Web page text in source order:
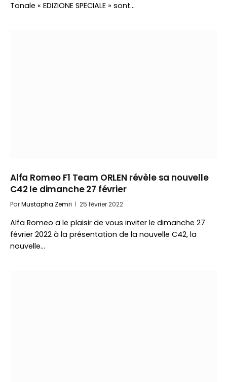
Tonale « EDIZIONE SPECIALE » sont…
Alfa Romeo F1 Team ORLEN révèle sa nouvelle
C42 le dimanche 27 février
ParMustapha Zemri 25 février 2022
Alfa Romeo a le plaisir de vous inviter le dimanche 27
février 2022 à la présentation de la nouvelle C42, la
nouvelle…